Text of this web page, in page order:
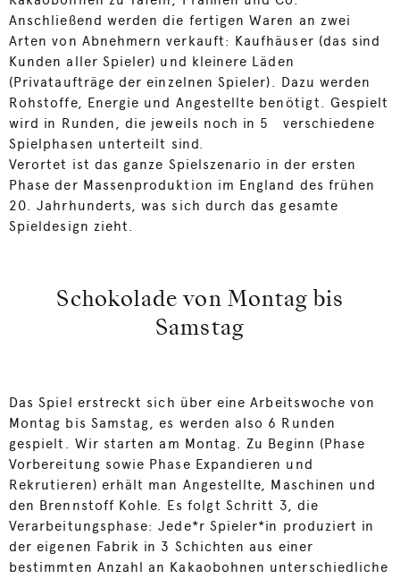
Anschließend werden die fertigen Waren an zwei
Arten von Abnehmern verkauft: Kaufhäuser (das sind
Kunden aller Spieler) und kleinere Läden
(Privataufträge der einzelnen Spieler). Dazu werden
Rohstoffe, Energie und Angestellte benötigt. Gespielt
wird in Runden, die jeweils noch in 5 verschiedene
Spielphasen unterteilt sind.
Verortet ist das ganze Spielszenario in der ersten
Phase der Massenproduktion im England des frühen
20. Jahrhunderts, was sich durch das gesamte
Spieldesign zieht.
Schokolade von Montag bis
Samstag
Das Spiel erstreckt sich über eine Arbeitswoche von
Montag bis Samstag, es werden also 6 Runden
gespielt. Wir starten am Montag. Zu Beginn (Phase
Vorbereitung sowie Phase Expandieren und
Rekrutieren) erhält man Angestellte, Maschinen und
den Brennstoff Kohle. Es folgt Schritt 3, die
Verarbeitungsphase: Jede*r Spieler*in produziert in
der eigenen Fabrik in 3 Schichten aus einer
bestimmten Anzahl an Kakaobohnen unterschiedliche